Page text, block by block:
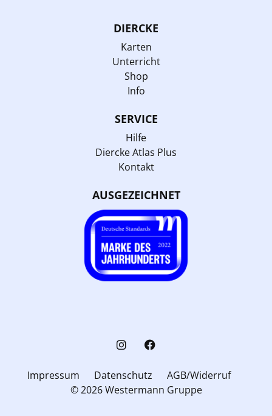
DIERCKE
Karten
Unterricht
Shop
Info
SERVICE
Hilfe
Diercke Atlas Plus
Kontakt
AUSGEZEICHNET
Impressum Datenschutz
AGB/Widerruf
© 2026 Westermann Gruppe